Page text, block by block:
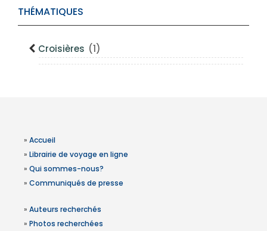
THÉMATIQUES
Croisières (1)
» Accueil
» Librairie de voyage en ligne
» Qui sommes-nous?
» Communiqués de presse
» Auteurs recherchés
» Photos recherchées